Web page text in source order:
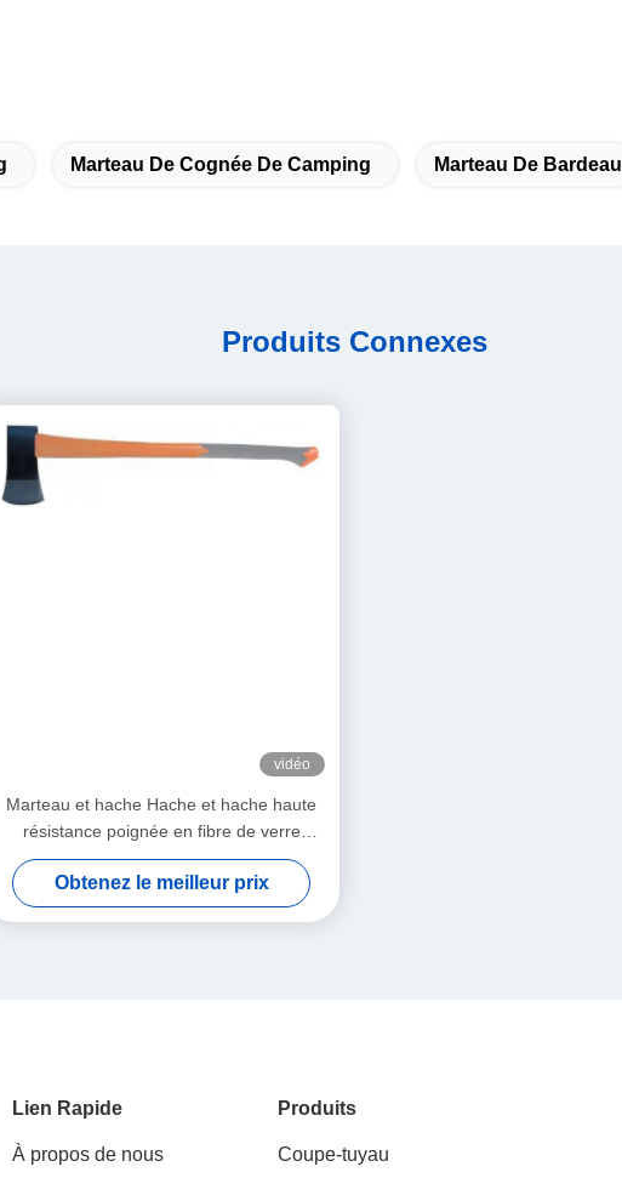
Marteau De Cognée De Camping Marteau De Bardeau
Produits Connexes
vidéo
Marteau et hache Hache et hache haute
résistance poignée en fibre de verre
durable facile à utiliser
Obtenez le meilleur prix
Lien Rapide
À propos de nous
Produits
Coupe-tuyau